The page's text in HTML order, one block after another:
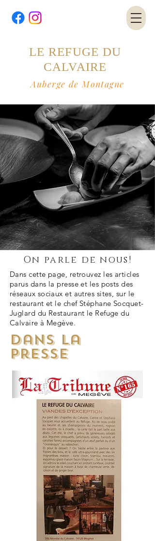
LE REFUGE DU
CALVAIRE
Auberge de Montagne
On parle de nous!
Dans cette page, retrouvez les articles
parus dans la presse et les posts des
réseaux sociaux et autres sites, sur le
restaurant et le chef Stéphane Socquet-
Juglard du Restaurant le Refuge du
Calvaire à Megève.
Dans la
presse